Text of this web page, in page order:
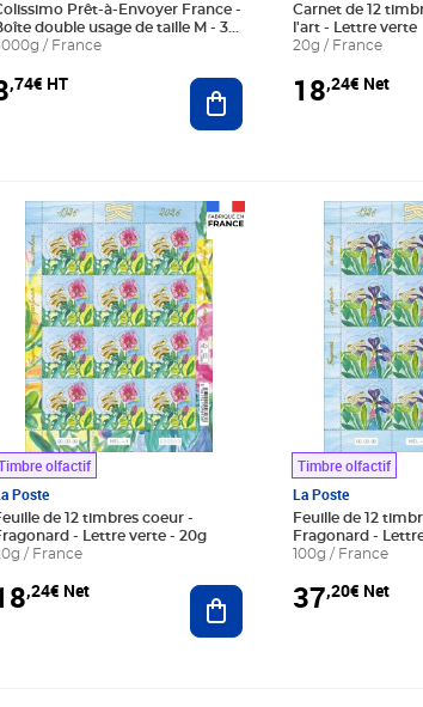
panier
Prêt-à-Envoyer France -
double usage de taille M - 3
- Superman
/ France
,74€ HT Ajouter au panier
Carnet de 12
l'art - Lettre verte
20g / France
18,24€ Net
panier
olfactif
Poste
de 12 timbres coeur -
- Lettre verte - 20g
/ France
,24€ Net
Prix 18,24€ Net
Ajouter au panier
Timbre olfactif
La Poste
Feuille de 12
Fragonard -
100g / France
37,20€ Net
Prix 37,20€ Net